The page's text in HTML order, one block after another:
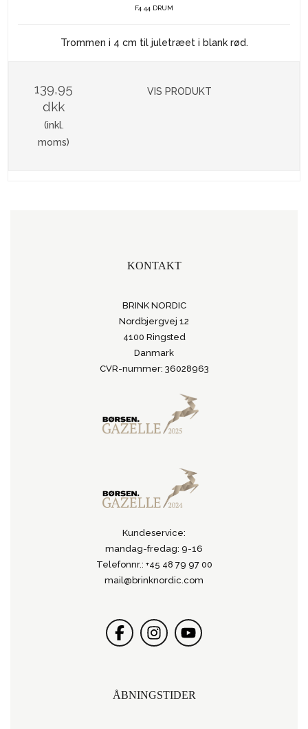
F4 44 DRUM
Trommen i 4 cm til juletræet i blank rød.
139,95
dkk
(inkl.
moms)
VIS PRODUKT
KONTAKT
BRINK NORDIC
Nordbjergvej 12
4100 Ringsted
Danmark
CVR-nummer: 36028963
Kundeservice:
mandag-fredag: 9-16
Telefonnr.: +45 48 79 97 00
mail@brinknordic.com
ÅBNINGSTIDER